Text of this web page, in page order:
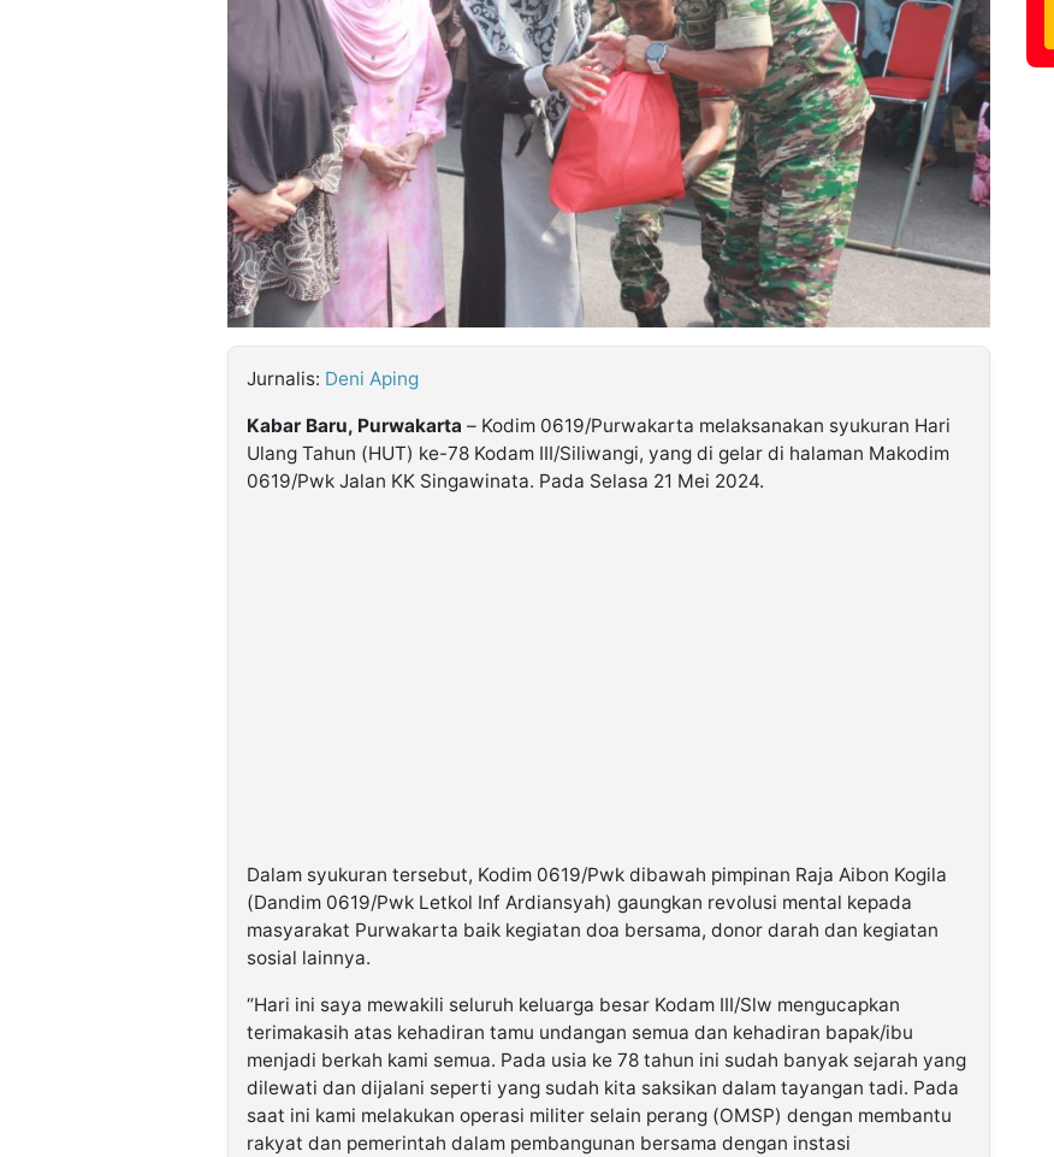
Jurnalis: Deni Aping
Kabar Baru, Purwakarta – Kodim 0619/Purwakarta melaksanakan syukuran Hari
Ulang Tahun (HUT) ke-78 Kodam III/Siliwangi, yang di gelar di halaman Makodim
0619/Pwk Jalan KK Singawinata. Pada Selasa 21 Mei 2024.
Dalam syukuran tersebut, Kodim 0619/Pwk dibawah pimpinan Raja Aibon Kogila
(Dandim 0619/Pwk Letkol Inf Ardiansyah) gaungkan revolusi mental kepada
masyarakat Purwakarta baik kegiatan doa bersama, donor darah dan kegiatan
sosial lainnya.
“Hari ini saya mewakili seluruh keluarga besar Kodam III/Slw mengucapkan
terimakasih atas kehadiran tamu undangan semua dan kehadiran bapak/ibu
menjadi berkah kami semua. Pada usia ke 78 tahun ini sudah banyak sejarah yang
dilewati dan dijalani seperti yang sudah kita saksikan dalam tayangan tadi. Pada
saat ini kami melakukan operasi militer selain perang (OMSP) dengan membantu
rakyat dan pemerintah dalam pembangunan bersama dengan instasi